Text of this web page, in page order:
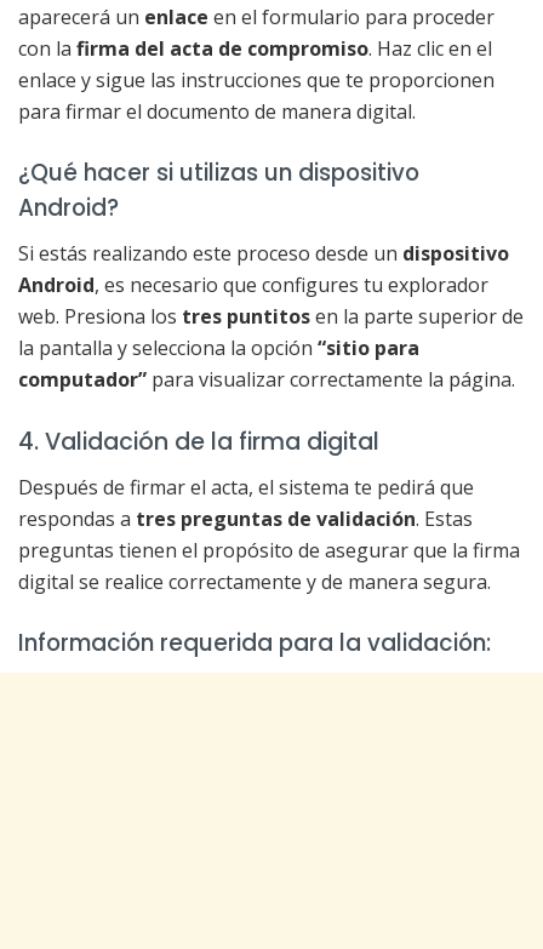
aparecerá un enlace en el formulario para proceder
con la firma del acta de compromiso. Haz clic en el
enlace y sigue las instrucciones que te proporcionen
para firmar el documento de manera digital.
¿Qué hacer si utilizas un dispositivo
Android?
Si estás realizando este proceso desde un dispositivo
Android, es necesario que configures tu explorador
web. Presiona los tres puntitosen la parte superior de
la pantalla y selecciona la opción “sitio para
computador” para visualizar correctamente la página.
4. Validación de la firma digital
Después de firmar el acta, el sistema te pedirá que
respondas a tres preguntas de validación. Estas
preguntas tienen el propósito de asegurar que la firma
digital se realice correctamente y de manera segura.
Información requerida para la validación: